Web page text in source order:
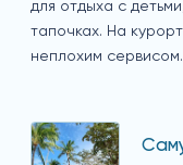
для отдыха с
тапочках. На
неплохим сервисом.